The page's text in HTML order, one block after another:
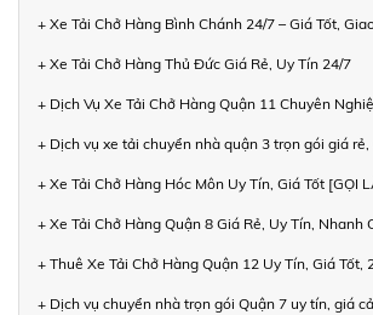
+ Xe Tải Chở Hàng Bình Chánh 24/7 – Giá Tốt,
+ Xe Tải Chở Hàng Thủ Đức Giá Rẻ, Uy Tín 24/7
+ Dịch Vụ Xe Tải Chở Hàng Quận 11 Chuyên
+ Dịch vụ xe tải chuyển nhà quận 3 trọn gói giá
+ Xe Tải Chở Hàng Hóc Môn Uy Tín, Giá Tốt [GỌI
+ Xe Tải Chở Hàng Quận 8 Giá Rẻ, Uy Tín, Nhanh
+ Thuê Xe Tải Chở Hàng Quận 12 Uy Tín, Giá Tốt,
+ Dịch vụ chuyển nhà trọn gói Quận 7 uy tín, giá